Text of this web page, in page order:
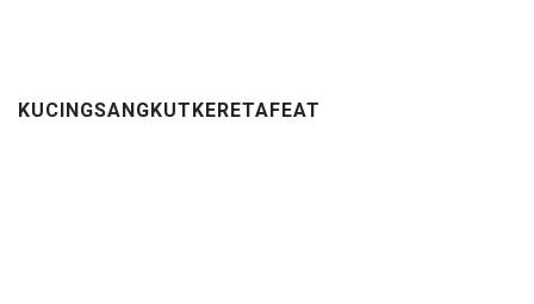
KUCINGSANGKUTKERETAFEAT